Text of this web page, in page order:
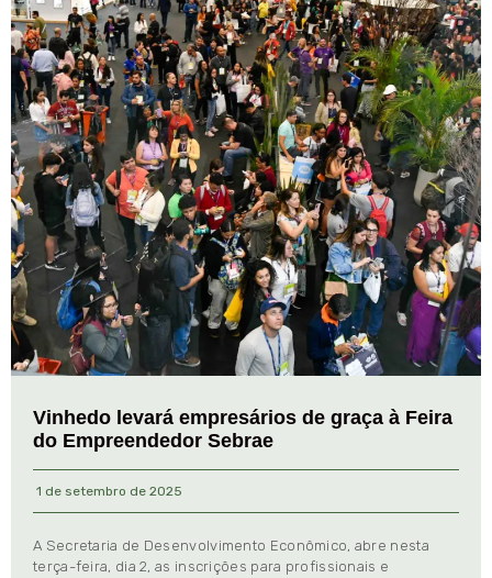
Vinhedo levará empresários de graça à Feira
do Empreendedor Sebrae
1 de setembro de 2025
A Secretaria de Desenvolvimento Econômico, abre nesta
terça-feira, dia 2, as inscrições para profissionais e